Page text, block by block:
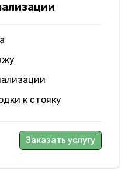
к стояку
Заказать услугу